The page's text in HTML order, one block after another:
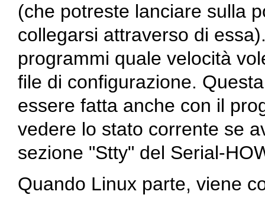
(che potreste lanciare sulla
collegarsi attraverso di
programmi quale velocità
file di configurazione.
essere fatta anche con il
vedere lo stato corrente se
sezione "Stty" del Serial-
Quando Linux parte, viene